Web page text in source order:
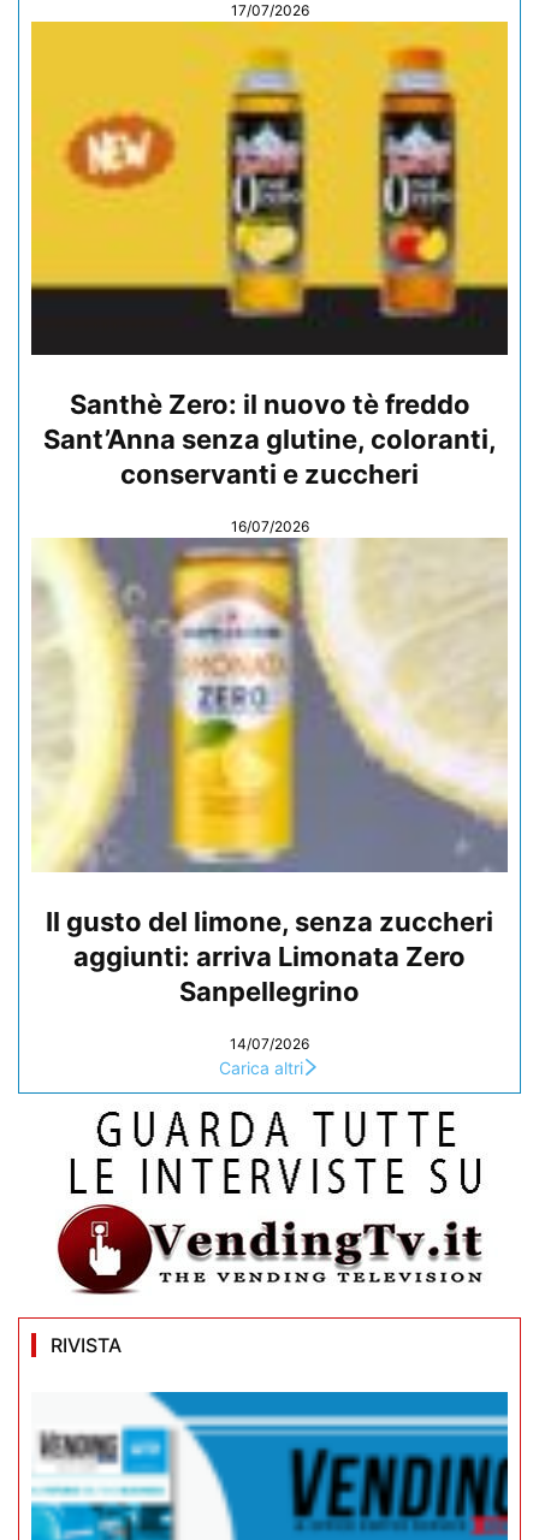
17/07/2026
Santhè Zero: il nuovo tè freddo
Sant’Anna senza glutine, coloranti,
conservanti e zuccheri
16/07/2026
Il gusto del limone, senza zuccheri
aggiunti: arriva Limonata Zero
Sanpellegrino
14/07/2026
Carica altri
RIVISTA